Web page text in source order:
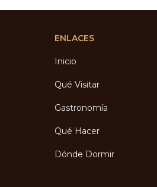
ENLACES
Inicio
Qué Visitar
Gastronomía
Qué Hacer
Dónde Dormir